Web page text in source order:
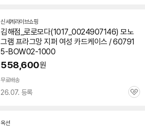
신세계라이브쇼핑
김해점_로로모다(1017_0024907146) 모노
그램 프라그망 지퍼 여성 카드케이스 / 60791
5-BOW02-1000
558,600원
무료배송
26.07. 등록
관
옥션